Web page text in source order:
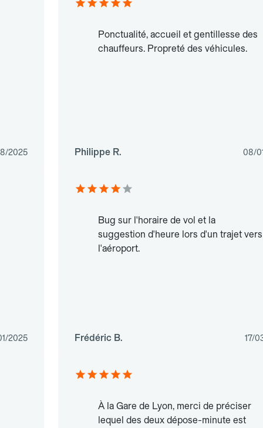
2025
Ponctualité, accueil et gentillesse des
chauffeurs. Propreté des véhicules.
Philippe R. 08/
2025
Bug sur l'horaire de vol et la
suggestion d'heure lors d'un trajet vers
l'aéroport.
Frédéric B. 17/
À la Gare de Lyon, merci de préciser
lequel des deux dépose-minute est